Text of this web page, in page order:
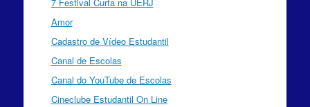
Amor
Cadastro de Vídeo Estudantil
Canal de Escolas
Canal do YouTube de Escolas
Cineclube Estudantil On Line